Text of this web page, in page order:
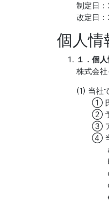
制定日
改定日
個人情
１．個
株式会
(1) 当社
① 氏名
② 予約
③ アレ
④ 当社
a) IP
b) 閲
c) ブ
d) ブ
e) そ